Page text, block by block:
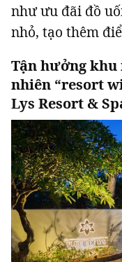
như ưu đãi đồ
nhỏ, tạo thêm
Tận hưởng
nhiên “resort
Lys Resort &